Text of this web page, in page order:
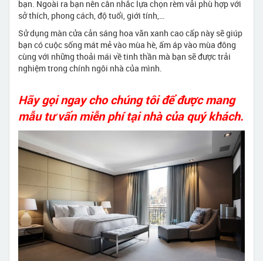
bạn. Ngoài ra bạn nên cân nhắc lựa chọn rèm vải phù hợp với
sở thích, phong cách, độ tuổi, giới tính,…
Sử dụng màn cửa cản sáng hoa văn xanh cao cấp này sẽ giúp
bạn có cuộc sống mát mẻ vào mùa hè, ấm áp vào mùa đông
cùng với những thoải mái về tinh thần mà bạn sẽ được trải
nghiệm trong chính ngôi nhà của mình.
Hãy gọi ngay cho chúng tôi để được mang
mẫu tư vấn miễn phí tại nhà của quý khách.